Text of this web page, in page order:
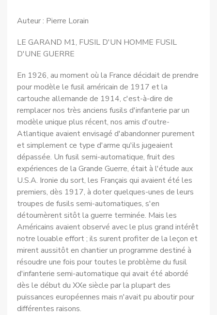
Auteur : Pierre Lorain
LE GARAND M1, FUSIL D'UN HOMME FUSIL
D'UNE GUERRE
En 1926, au moment où la France décidait de prendre
pour modèle le fusil américain de 1917 et la
cartouche allemande de 1914, c'est-à-dire de
remplacer nos très anciens fusils d'infanterie par un
modèle unique plus récent, nos amis d'outre-
Atlantique avaient envisagé d'abandonner purement
et simplement ce type d'arme qu'ils jugeaient
dépassée. Un fusil semi-automatique, fruit des
expériences de la Grande Guerre, était à l'étude aux
U.S.A. Ironie du sort, les Français qui avaient été les
premiers, dès 1917, à doter quelques-unes de leurs
troupes de fusils semi-automatiques, s'en
détournèrent sitôt la guerre terminée. Mais les
Américains avaient observé avec le plus grand intérêt
notre louable effort ; ils surent profiter de la leçon et
mirent aussitôt en chantier un programme destiné à
résoudre une fois pour toutes le problème du fusil
d'infanterie semi-automatique qui avait été abordé
dès le début du XXe siècle par la plupart des
puissances européennes mais n'avait pu aboutir pour
différentes raisons.